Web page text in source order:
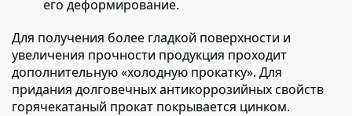
его деформирование.
Для получения более гладкой поверхности и
увеличения прочности продукция проходит
дополнительную «холодную прокатку». Для
придания долговечных антикоррозийных свойств
горячекатаный прокат покрывается цинком.